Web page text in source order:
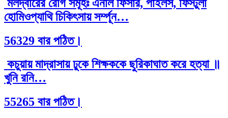
মলদ্বারের রোগ সমূহঃ এনাল ফিসার, পাইলস, ফিস্টুলা
হোমিওপ্যাথি চিকিৎসায় সর্ম্পূন…
56329 বার পঠিত।
কচুয়ায় মাদ্রাসায় ঢুকে শিক্ষককে ছুরিকাঘাত করে হত্যা ॥
খুনি রনি…
55265 বার পঠিত।